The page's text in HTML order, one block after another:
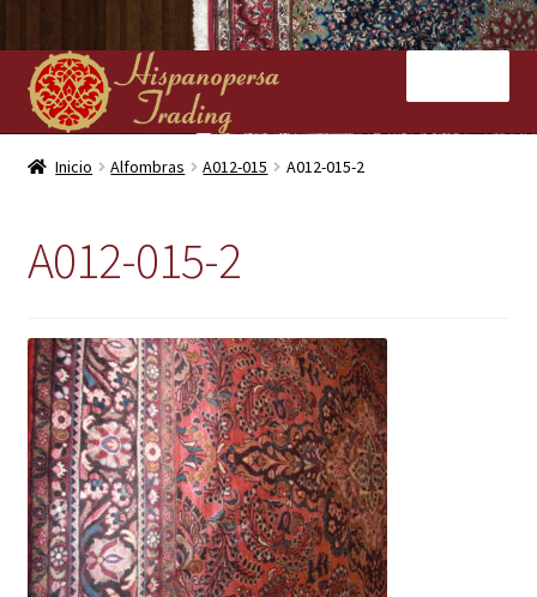
Ir
a
la
navegación
Ir
al
contenido
Inicio
Kilims
Contacto
Inicio Alfombras A012-015 A012-015-2
A012-015-2